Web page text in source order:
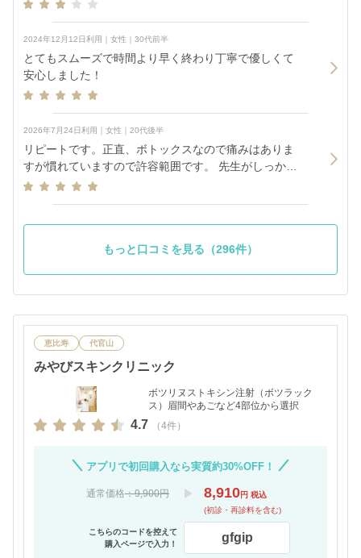
2024年12月12日利用｜女性｜30代前半
とてもスムーズで時間より早く終わり丁寧で優しくて
安心しました！
2026年7月24日利用｜女性｜20代後半
リピートです。正直、ボトックスなので痛みはありま
すが慣れていますので許容範囲です。 先生がしっかり
必要かどうかみてくれるので安心ですし、効果も抜群
もっと口コミを見る（296件）
恵比寿 代官山
みやびスキンクリニック
ボツリヌストキシン注射（ボツラック
ス）眉間やあごなど4部位から選択
4.7 （4件）
アプリで初回購入なら実質約30%OFF！
通常価格：9,900円 8,910円 税込
(初診・再診料を含む)
こちらのコードを控えて
購入ページで入力！
gfgip